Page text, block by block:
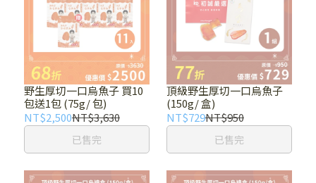
野生厚切一口烏魚子 買10
包送1包 (75g/ 包)
NT$2,500NT$3,630
已售完
頂級野生厚切一口烏魚子
(150g/ 盒)
NT$729NT$950
已售完